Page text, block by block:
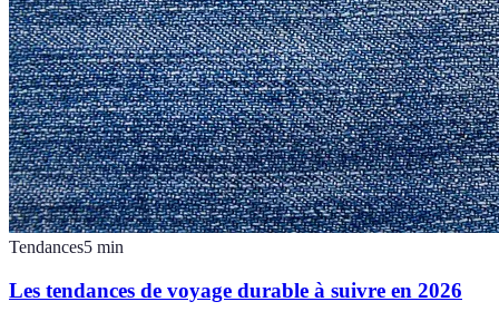
Tendances5 min
Les tendances de voyage durable à suivre en 2026